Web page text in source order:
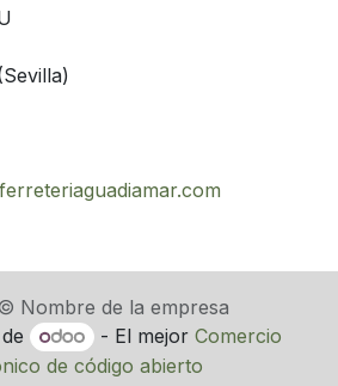
Nombre de la empresa
- El mejorComercio
de código abierto